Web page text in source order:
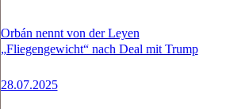
Orbán nennt von der Leyen
„Fliegengewicht“ nach Deal mit Trump
28.07.2025